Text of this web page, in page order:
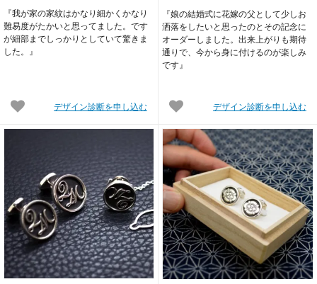
『我が家の家紋はかなり細かくかなり
難易度がたかいと思ってました。です
が細部までしっかりとしていて驚きま
した。』
デザイン診断を申し込む
『娘の結婚式に花嫁の父として少しお
洒落をしたいと思ったのとその記念に
オーダーしました。出来上がりも期待
通りで、今から身に付けるのが楽しみ
です』
デザイン診断を申し込む